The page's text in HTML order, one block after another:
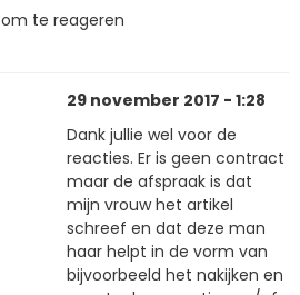
om te reageren
29 november 2017 - 1:28
Dank jullie wel voor de
reacties. Er is geen contract
maar de afspraak is dat
mijn vrouw het artikel
schreef en dat deze man
haar helpt in de vorm van
bijvoorbeeld het nakijken en